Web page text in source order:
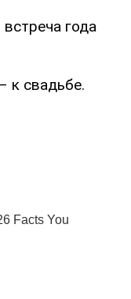
года
к свадьбе.